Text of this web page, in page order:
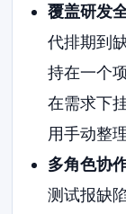
覆盖研发
代排期到
持在一个
在需求下
用手动整理
多角色协
测试报缺